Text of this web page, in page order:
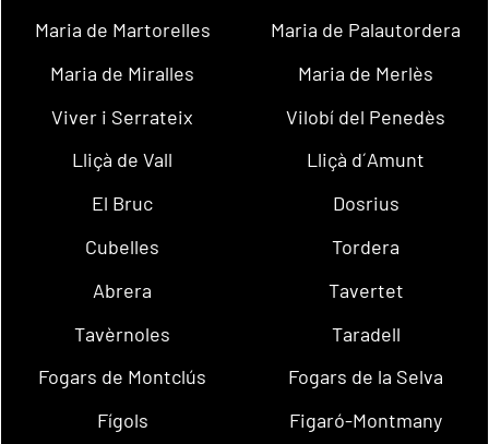
Maria de Martorelles
Maria de Palautordera
Maria de Miralles
Maria de Merlès
Viver i Serrateix
Vilobí del Penedès
Lliçà de Vall
Lliçà d´Amunt
El Bruc
Dosrius
Cubelles
Tordera
Abrera
Tavertet
Tavèrnoles
Taradell
Fogars de Montclús
Fogars de la Selva
Fígols
Figaró-Montmany